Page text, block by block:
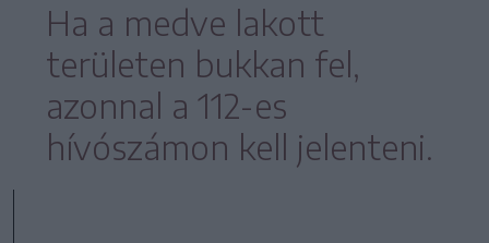
Ha a medve lakott
területen bukkan fel,
azonnal a 112-es
hívószámon kell jelenteni.